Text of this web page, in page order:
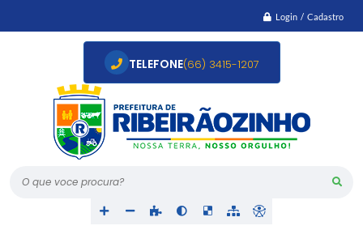
Login / Cadastro
O que voce procura?
TELEFONE(66) 3415-1207